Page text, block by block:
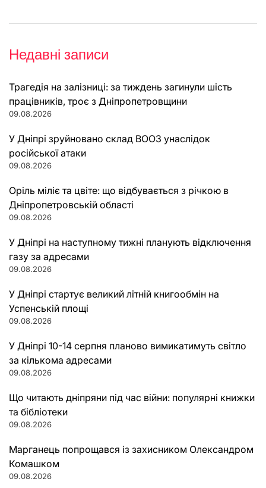
Недавні записи
Трагедія на залізниці: за тиждень загинули шість
працівників, троє з Дніпропетровщини
09.08.2026
У Дніпрі зруйновано склад ВООЗ унаслідок
російської атаки
09.08.2026
Оріль міліє та цвіте: що відбувається з річкою в
Дніпропетровській області
09.08.2026
У Дніпрі на наступному тижні планують відключення
газу за адресами
09.08.2026
У Дніпрі стартує великий літній книгообмін на
Успенській площі
09.08.2026
У Дніпрі 10-14 серпня планово вимикатимуть світло
за кількома адресами
09.08.2026
Що читають дніпряни під час війни: популярні книжки
та бібліотеки
09.08.2026
Марганець попрощався із захисником Олександром
Комашком
09.08.2026